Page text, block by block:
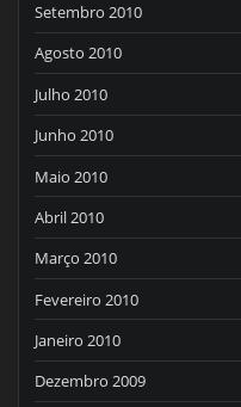
Setembro 2010
Agosto 2010
Julho 2010
Junho 2010
Maio 2010
Abril 2010
Março 2010
Fevereiro 2010
Janeiro 2010
Dezembro 2009